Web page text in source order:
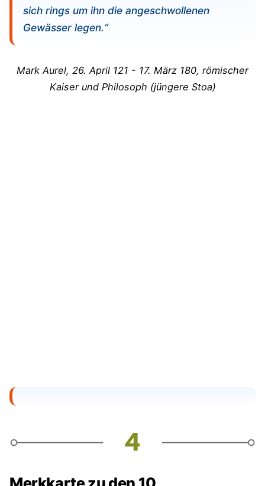
sich rings um ihn die angeschwollenen
Gewässer legen.“
Mark Aurel, 26. April 121 - 17. März 180, römischer
Kaiser und Philosoph (jüngere Stoa)